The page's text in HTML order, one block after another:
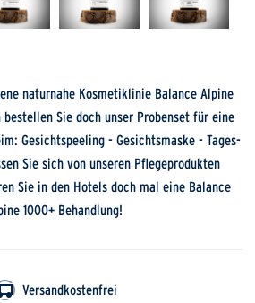
naturnahe Kosmetiklinie Balance Alpine
bestellen Sie doch unser Probenset für eine
Gesichtspeeling - Gesichtsmaske - Tages-
Sie sich von unseren Pflegeprodukten
Sie in den Hotels doch mal eine Balance
1000+ Behandlung!
Versandkostenfrei